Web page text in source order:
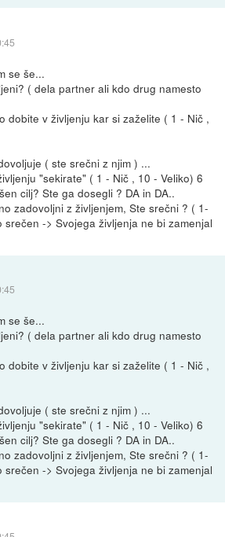
se še...
( dela partner ali kdo drug namesto
dobite v življenju kar si zaželite ( 1 - Nič ,
( ste srečni z njim ) ...
"sekirate" ( 1 - Nič , 10 - Veliko) 6
cilj? Ste ga dosegli ? DA in DA..
zadovoljni z življenjem, Ste srečni ? ( 1-
-> Svojega življenja ne bi zamenjal
se še...
( dela partner ali kdo drug namesto
dobite v življenju kar si zaželite ( 1 - Nič ,
( ste srečni z njim ) ...
"sekirate" ( 1 - Nič , 10 - Veliko) 6
cilj? Ste ga dosegli ? DA in DA..
zadovoljni z življenjem, Ste srečni ? ( 1-
-> Svojega življenja ne bi zamenjal